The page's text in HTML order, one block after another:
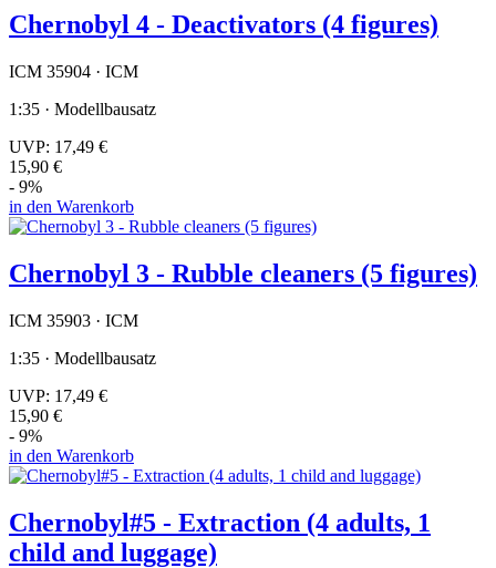
Chernobyl 4 - Deactivators (4 figures)
ICM 35904 · ICM
1:35 · Modellbausatz
UVP: 17,49 €
15,90 €
- 9%
in den Warenkorb
Chernobyl 3 - Rubble cleaners (5 figures)
ICM 35903 · ICM
1:35 · Modellbausatz
UVP: 17,49 €
15,90 €
- 9%
in den Warenkorb
Chernobyl#5 - Extraction (4 adults, 1
child and luggage)